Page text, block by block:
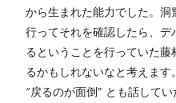
から生まれた能力でした。
行ってそれを確認したら、
るということを行っていた藤
るかもしれないなと考えま
“戻るのが面倒” とも話して